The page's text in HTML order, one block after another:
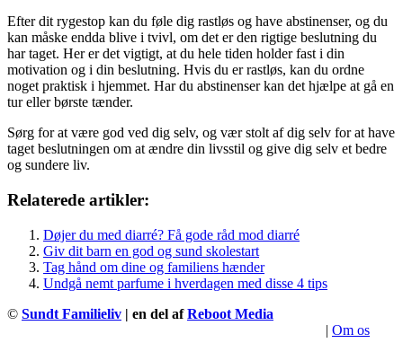
Efter dit rygestop kan du føle dig rastløs og have abstinenser, og du
kan måske endda blive i tvivl, om det er den rigtige beslutning du
har taget. Her er det vigtigt, at du hele tiden holder fast i din
motivation og i din beslutning. Hvis du er rastløs, kan du ordne
noget praktisk i hjemmet. Har du abstinenser kan det hjælpe at gå en
tur eller børste tænder.
Sørg for at være god ved dig selv, og vær stolt af dig selv for at have
taget beslutningen om at ændre din livsstil og give dig selv et bedre
og sundere liv.
Relaterede artikler:
Døjer du med diarré? Få gode råd mod diarré
Giv dit barn en god og sund skolestart
Tag hånd om dine og familiens hænder
Undgå nemt parfume i hverdagen med disse 4 tips
© Sundt Familieliv | en del afReboot Media
| Om os